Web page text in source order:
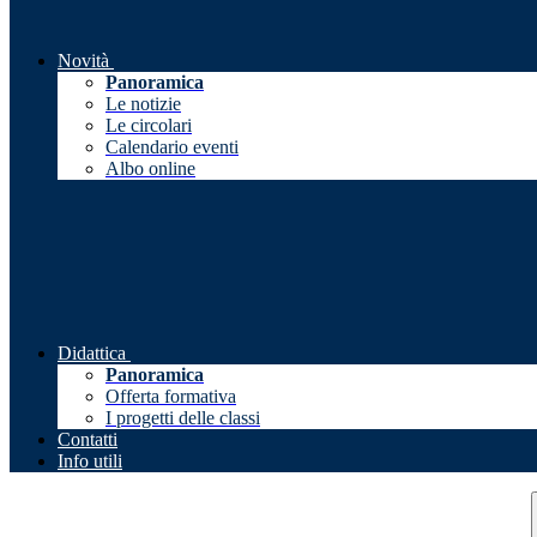
Novità
Panoramica
Le notizie
Le circolari
Calendario eventi
Albo online
Didattica
Panoramica
Offerta formativa
I progetti delle classi
Contatti
Info utili